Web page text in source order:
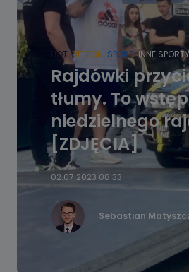
HOT REGION SPORT INNE SPORTY
Rajdówki
tłumy. To
niedzielnego
[ZDJĘCIA]
02.07.2023 08:33
Sebastian